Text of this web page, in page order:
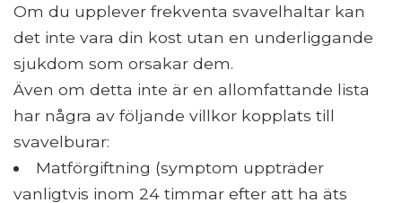
Om du upplever frekventa svavelhaltar kan
det inte vara din kost utan en underliggande
sjukdom som orsakar dem.
Även om detta inte är en allomfattande lista
har några av följande villkor kopplats till
svavelburar:
Matförgiftning (symptom uppträder
vanligtvis inom 24 timmar efter att ha äts